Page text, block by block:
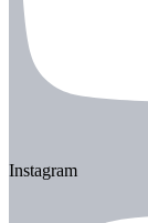
Instagram